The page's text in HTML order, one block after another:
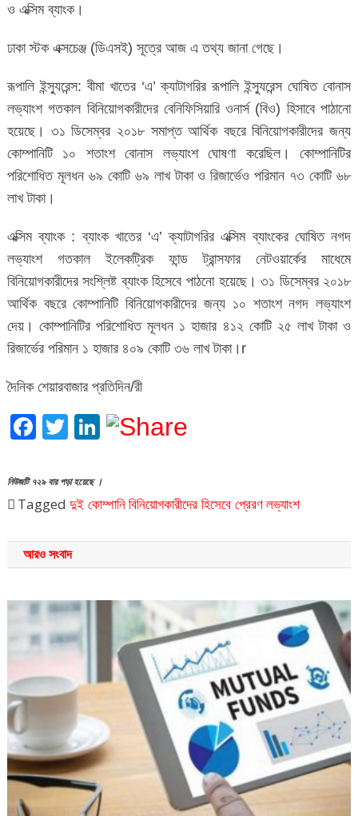
ও এক্সিম ব্যাংক।
ঢাকা স্টক এক্সচেঞ্জ (ডিএসই) সূত্রে আজ এ তথ্য জানা গেছে।
রূপালি ইন্স্যুরেন্স: বীমা খাতের ‘এ’ ক্যাটাগরির রূপালি ইন্স্যুরেন্স ঘোষিত বোনাস
লভ্যাংশ গতকাল বিনিয়োগকারীদের বেনিফিসিয়ারি ওনার্স (বিও) হিসাবে পাঠানো
হয়েছে। ৩১ ডিসেম্বর ২০১৮ সমাপ্ত আর্থিক বছরে বিনিয়োগকারীদের জন্য
কোম্পানিটি ১০ শতাংশ বোনাস লভ্যাংশ ঘোষণা করেছিল। কোম্পানিটির
পরিশোধিত মূলধন ৬৯ কোটি ৬৯ লাখ টাকা ও রিজার্ভেও পরিমান ৭৩ কোটি ৬৮
লাখ টাকা।
এক্সিম ব্যাংক : ব্যাংক খাতের ‘এ’ ক্যাটাগরির এক্সিম ব্যাংকের ঘোষিত নগদ
লভ্যাংশ গতকাল ইলেকট্রিক ফান্ড ট্রান্সফার নেটওয়ার্কের মাধেমে
বিনিয়োগকারীদের সংশ্লিষ্ট ব্যাংক হিসেবে পাঠনো হয়েছে। ৩১ ডিসেম্বর ২০১৮
আর্থিক বছরে কোম্পানিটি বিনিয়োগকারীদের জন্য ১০ শতাংশ নগদ লভ্যাংশ
দেয়। কোম্পানিটির পরিশোধিত মূলধন ১ হাজার ৪১২ কোটি ২৫ লাখ টাকা ও
রিজার্ভের পরিমান ১ হাজার ৪০৯ কোটি ৩৬ লাখ টাকা।r
দৈনিক শেয়ারবাজার প্রতিদিন/রী
Facebook
Twitter
LinkedIn
নিউজটি ৭২৯ বার পড়া হয়েছে ।
Tagged দুই কোম্পানি বিনিয়োগকারীদের হিসেবে প্রেরণ লভ্যাংশ
আরও সংবাদ